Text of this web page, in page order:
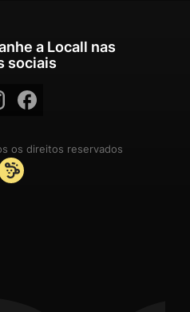
a Locall nas
sociais
os direitos reservados